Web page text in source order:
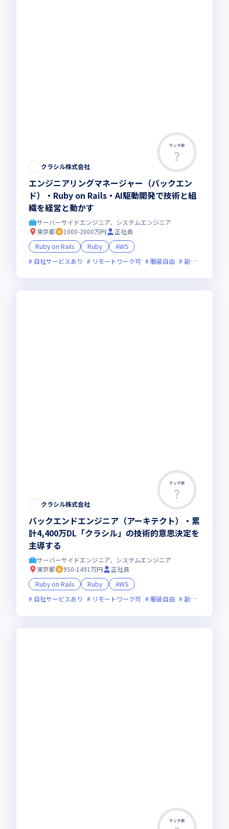
マッチ率
クラシル株式会社
エンジニアリングマネージャー（バックエン
ド）・Ruby on Rails・AI駆動開発で技術と組
織を経営と動かす
サーバーサイドエンジニア、システムエンジニア
東京都
1000-2000万円
正社員
Ruby on Rails
Ruby
AWS
自社サービスあり
リモートワーク可 服装自由 副業可
マッチ率
クラシル株式会社
バックエンドエンジニア（アーキテクト）・累
計4,400万DL「クラシル」の技術的意思決定を
主導する
サーバーサイドエンジニア、システムエンジニア
東京都
950-1491万円
正社員
Ruby on Rails
Ruby
AWS
自社サービスあり
リモートワーク可 服装自由 副業可
マッチ率